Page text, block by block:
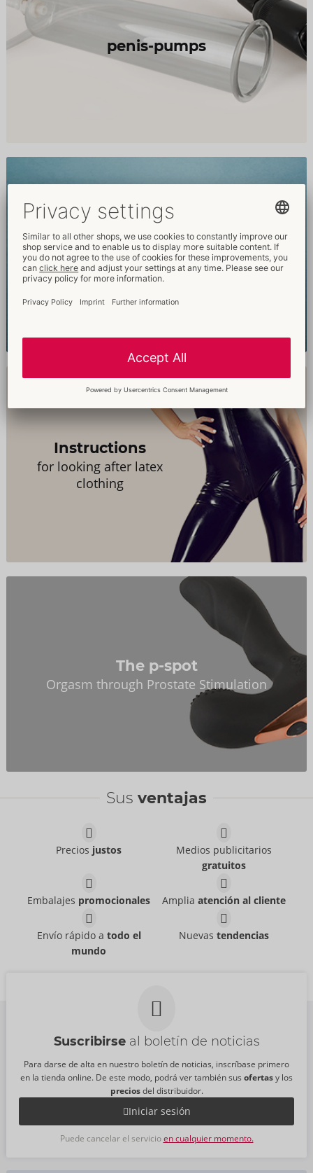
penis-pumps
Just Glide
Experience the difference
Instructions
for looking after latex
clothing
The p-spot
Orgasm through Prostate Stimulation
Sus ventajas
Precios justos
Medios publicitarios
gratuitos
Embalajes promocionales Ampliaatención al cliente
Envío rápido a todo el
mundo
Nuevastendencias
Suscribirseal boletín de noticias
Para darse de alta en nuestro boletín de noticias, inscríbase primero
en la tienda online. De este modo, podrá ver también sus ofertasy los
preciosdel distribuidor.
Iniciar sesión
Puede cancelar el servicioen cualquier momento.